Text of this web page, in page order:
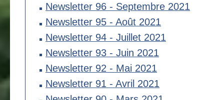
Newsletter 96 - Septembre 2021
Newsletter 95 - Août 2021
Newsletter 94 - Juillet 2021
Newsletter 93 - Juin 2021
Newsletter 92 - Mai 2021
Newsletter 91 - Avril 2021